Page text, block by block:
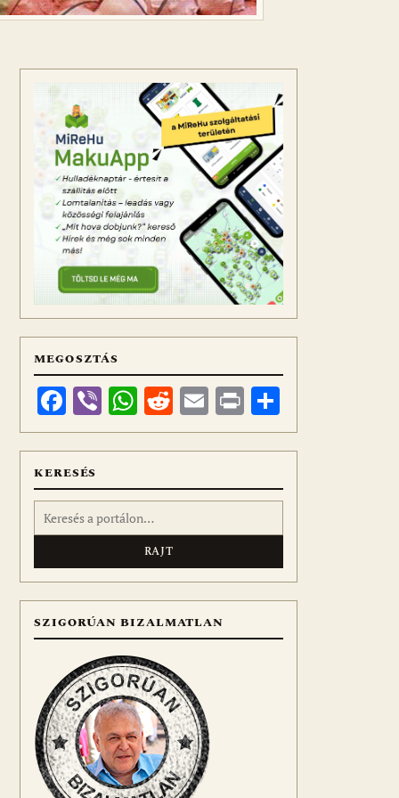
MEGOSZTÁS
Facebook
ViberWhatsApp
Reddit
Email
Print
meg
KERESÉS
Keresés:
SZIGORÚAN BIZALMATLAN